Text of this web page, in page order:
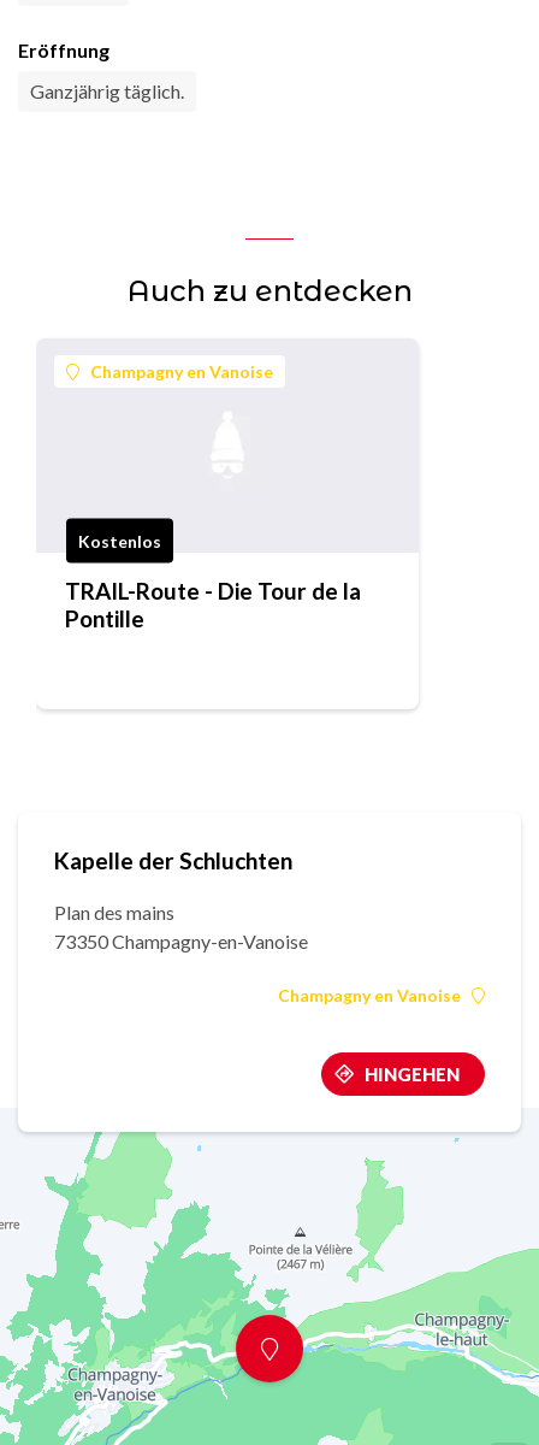
Eröffnung
Ganzjährig täglich.
Auch zu entdecken
Champagny en Vanoise
Kostenlos
TRAIL-Route - Die Tour de la
Pontille
Kapelle der Schluchten
Plan des mains
73350 Champagny-en-Vanoise
Champagny en Vanoise
HINGEHEN